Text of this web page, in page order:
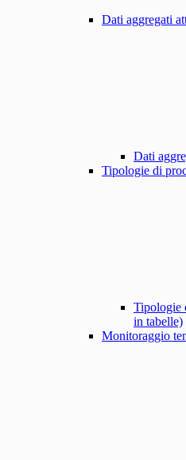
Dati aggregati
Dati
Tipologie di
Tipologie
in tabelle)
Monitoraggio